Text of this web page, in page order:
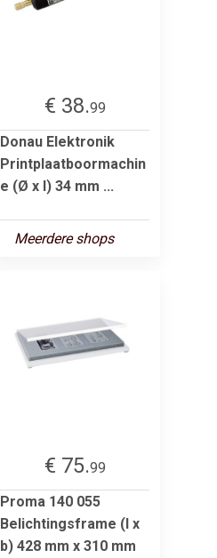
€ 38.99
Donau Elektronik
Printplaatboormachin
e (Ø x l) 34 mm ...
Meerdere shops
€ 75.99
Proma 140 055
Belichtingsframe (l x
b) 428 mm x 310 mm